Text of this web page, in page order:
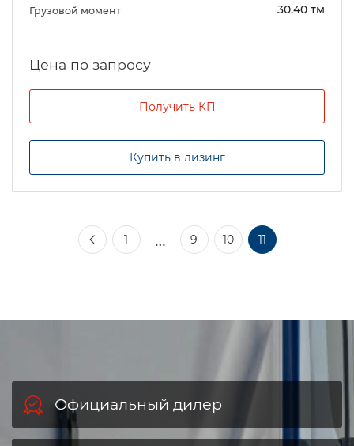
Грузовой момент 30.40 тм
Цена по запросу
Получить КП
Купить в лизинг
1 … 9 10 11
Официальный дилер